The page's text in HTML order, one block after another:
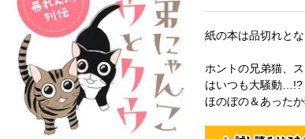
紙の本は品切れとな
ホントの兄弟猫、
はいつも大騒動…!?
ほのぼの＆あった